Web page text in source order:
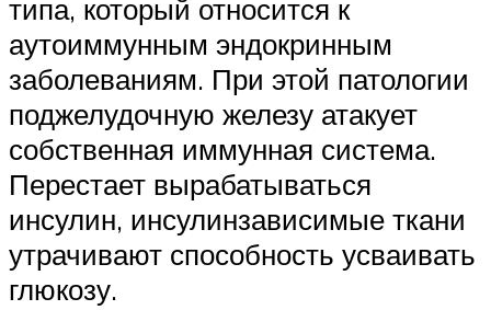
типа, который относится к
аутоиммунным эндокринным
заболеваниям. При этой патологии
поджелудочную железу атакует
собственная иммунная система.
Перестает вырабатываться
инсулин, инсулинзависимые ткани
утрачивают способность усваивать
глюкозу.